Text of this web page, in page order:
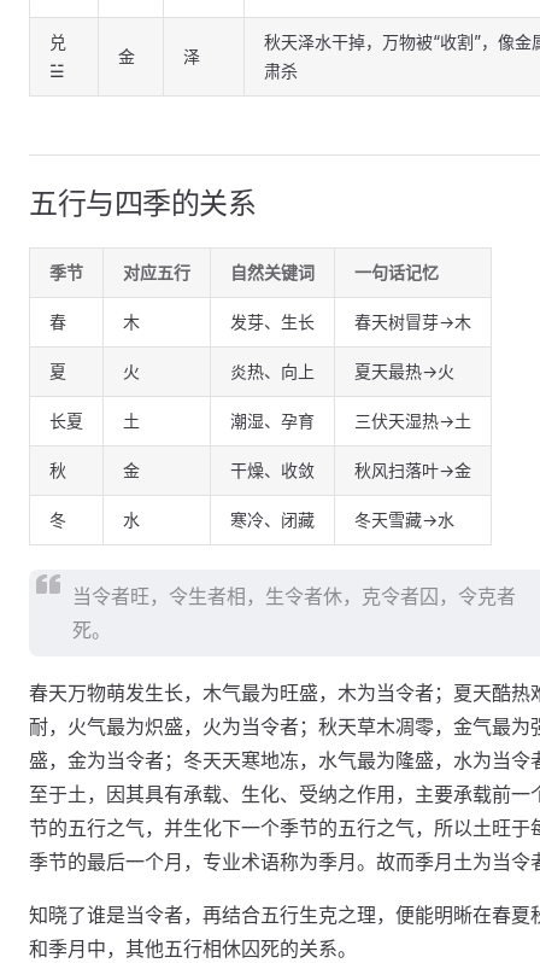
兑
☱
金 泽
秋天泽水干掉，万物被“收割”，像金
肃杀
五行与四季的关系
季节 对应五行 自然关键词 一句话记忆
春 木 发芽、生长 春天树冒芽→木
夏 火 炎热、向上 夏天最热→火
长夏 土 潮湿、孕育 三伏天湿热→土
秋 金 干燥、收敛 秋风扫落叶→金
冬 水 寒冷、闭藏 冬天雪藏→水
当令者旺，令生者相，生令者休，克令者囚，令克者
死。
春天万物萌发生长，木气最为旺盛，木为当令者；夏天酷热
耐，火气最为炽盛，火为当令者；秋天草木凋零，金气最为
盛，金为当令者；冬天天寒地冻，水气最为隆盛，水为当令
至于土，因其具有承载、生化、受纳之作用，主要承载前一
节的五行之气，并生化下一个季节的五行之气，所以土旺于
季节的最后一个月，专业术语称为季月。故而季月土为当令
知晓了谁是当令者，再结合五行生克之理，便能明晰在春夏
和季月中，其他五行相休囚死的关系。